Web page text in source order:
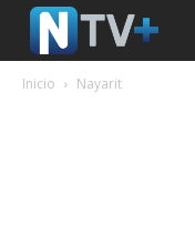
Inicio Nayarit